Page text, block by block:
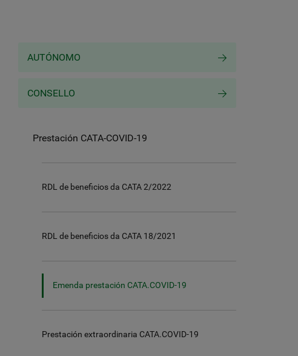
AUTÓNOMO
CONSELLO
Prestación CATA-COVID-19
RDL de beneficios da CATA 2/2022
RDL de beneficios da CATA 18/2021
Emenda prestación CATA.COVID-19
Prestación extraordinaria CATA.COVID-19